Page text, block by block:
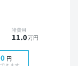
諸費用
11.0万円
円